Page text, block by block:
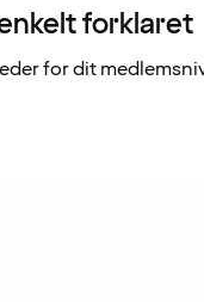
forklaret
for dit